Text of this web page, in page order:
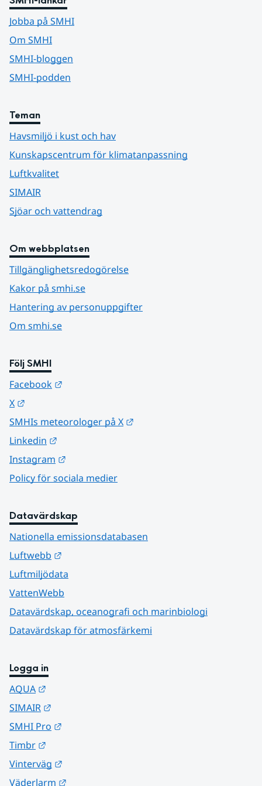
Jobba på SMHI
Om SMHI
SMHI-bloggen
SMHI-podden
Teman
Havsmiljö i kust och hav
Kunskapscentrum för klimatanpassning
Luftkvalitet
SIMAIR
Sjöar och vattendrag
Om webbplatsen
Tillgänglighetsredogörelse
Kakor på smhi.se
Hantering av personuppgifter
Om smhi.se
Följ SMHI
Facebook
X
SMHIs meteorologer på X
Linkedin
Instagram
Policy för sociala medier
Datavärdskap
Nationella emissionsdatabasen
Luftwebb
Luftmiljödata
VattenWebb
Datavärdskap, oceanografi och marinbiologi
Datavärdskap för atmosfärkemi
Logga in
AQUA
SIMAIR
SMHI Pro
Timbr
Vinterväg
Väderlarm